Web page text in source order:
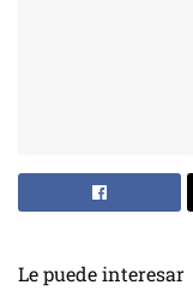
Le puede interesar